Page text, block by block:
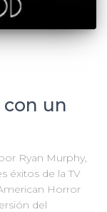
un
Ryan Murphy,
éxitos de la TV
Horror
del